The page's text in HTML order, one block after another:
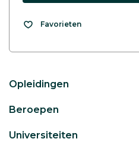
Favorieten
Opleidingen
Beroepen
Universiteiten